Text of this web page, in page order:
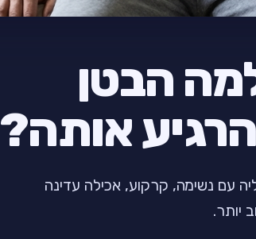
הבטן
אותה?
עם נשימה, קרקוע, אכילה עדינה
יותר.